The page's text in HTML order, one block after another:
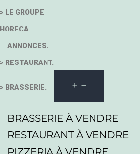
> LE GROUPE
HORECA
ANNONCES.
> RESTAURANT.
> BRASSERIE.
BRASSERIE À VENDRE
RESTAURANT À VENDRE
PIZZERIA À VENDRE